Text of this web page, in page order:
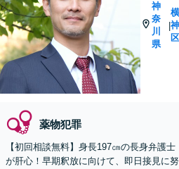
神
奈
川
県
|
区
薬物犯罪
【初回相談無料】身長197㎝の長身弁護
が肝心！早期釈放に向けて、即日接見に